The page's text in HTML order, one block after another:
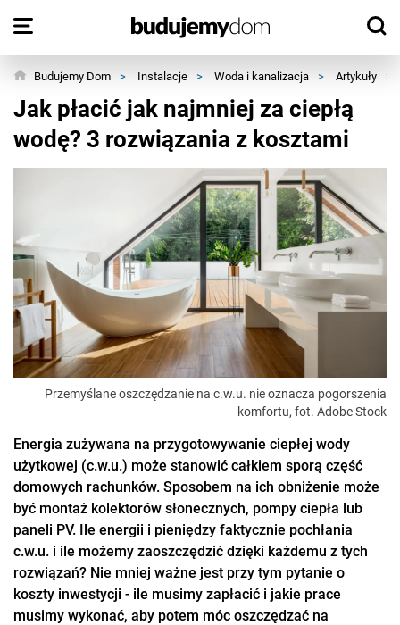
Budujemy Dom > Instalacje > Woda i kanalizacja > Artykuły >
Jak płacić jak najmniej za ciepłą
wodę? 3 rozwiązania z kosztami
Przemyślane oszczędzanie na c.w.u. nie oznacza pogorszenia
komfortu, fot. Adobe Stock
Energia zużywana na przygotowywanie ciepłej wody
użytkowej (c.w.u.) może stanowić całkiem sporą część
domowych rachunków. Sposobem na ich obniżenie może
być montaż kolektorów słonecznych, pompy ciepła lub
paneli PV. Ile energii i pieniędzy faktycznie pochłania
c.w.u. i ile możemy zaoszczędzić dzięki każdemu z tych
rozwiązań? Nie mniej ważne jest przy tym pytanie o
koszty inwestycji - ile musimy zapłacić i jakie prace
musimy wykonać, aby potem móc oszczędzać na